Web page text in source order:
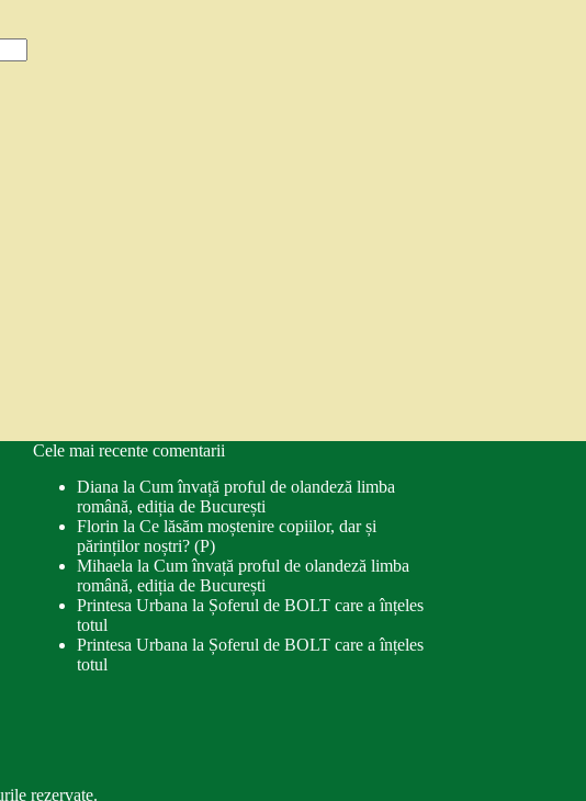
Cele mai recente comentarii
Diana la Cum învață proful de olandeză limba
română, ediția de București
Florin la Ce lăsăm moștenire copiilor, dar și
părinților noștri? (P)
Mihaela la Cum învață proful de olandeză limba
română, ediția de București
Printesa Urbana la Șoferul de BOLT care a înțeles
totul
Printesa Urbana la Șoferul de BOLT care a înțeles
totul
rezervate.